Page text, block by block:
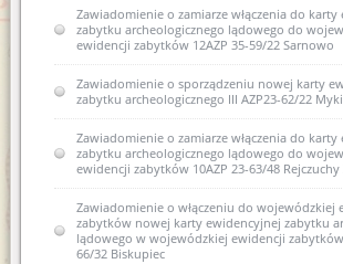
Zawiadomienie o zamiarze włączenia do
zabytku archeologicznego lądowego do
ewidencji zabytków 12AZP 35-59/22 Sarnowo
Zawiadomienie o sporządzeniu nowej karty
zabytku archeologicznego III AZP23-62/22 Myki
Zawiadomienie o zamiarze włączenia do
zabytku archeologicznego lądowego do
ewidencji zabytków 10AZP 23-63/48 Rejczuchy
Zawiadomienie o włączeniu do wojewódzkiej
zabytków nowej karty ewidencyjnej zabytku
lądowego w wojewódzkiej ewidencji zabytków
66/32 Biskupiec